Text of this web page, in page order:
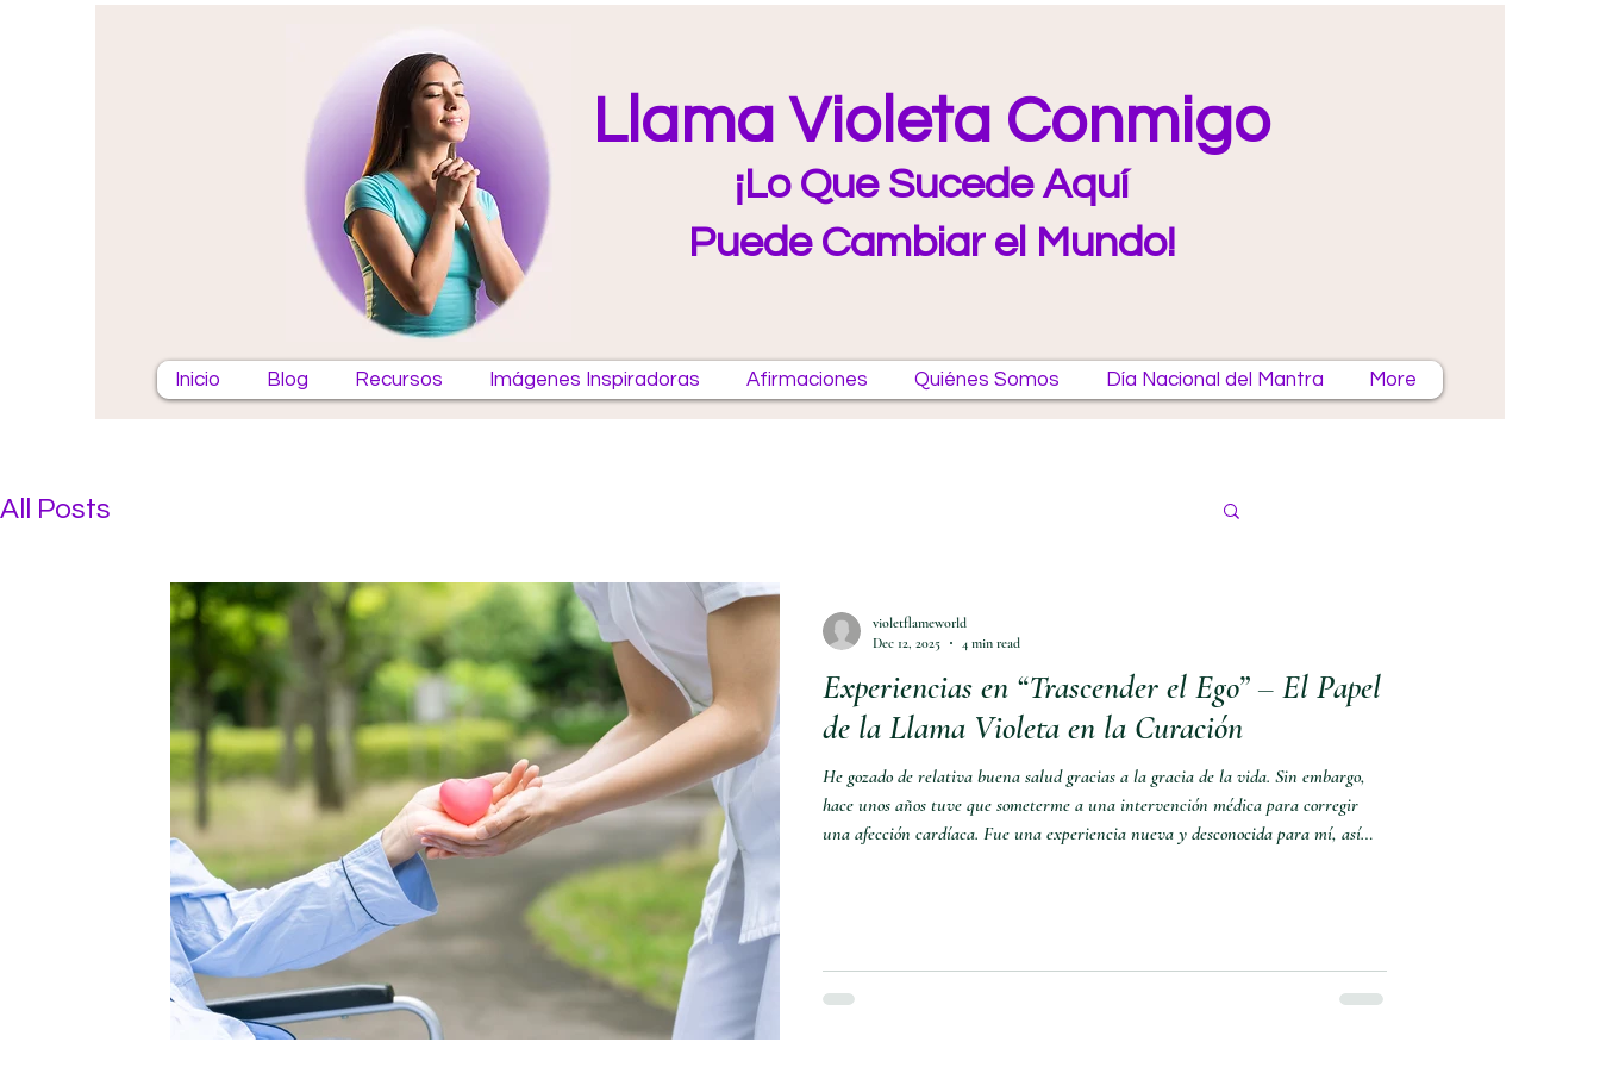
Llama Violeta Conmigo
¡Lo Que Sucede Aquí
Puede Cambiar el Mundo!
Inicio Blog Recursos Imágenes Inspiradoras Afirmaciones Quiénes Somos Día Nacional del Mantra More
All Posts
Experiencias en “Trascender el Ego” – El Papel
de la Llama Violeta en la Curación
He gozado de relativa buena salud gracias a la gracia de la vida. Sin embargo,
hace unos años tuve que someterme a una intervención médica para corregir
una afección cardíaca. Fue una experiencia nueva y desconocida para mí, así
violetflameworld
Dec 12, 2025
4 min read